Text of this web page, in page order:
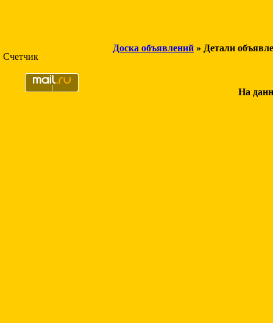
Счетчик
Доска объявлений » Детали
На